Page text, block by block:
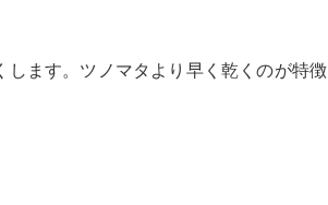
ます。ツノマタより早く乾くのが特徴